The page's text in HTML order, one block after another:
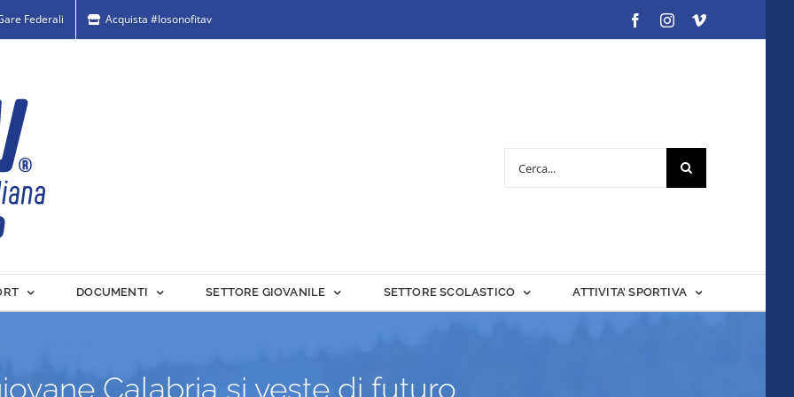
Federali Acquista #Iosonofitav FacebookInstagramVimeo
DOCUMENTI SETTORE GIOVANILE SETTORE SCOLASTICO ATTIVITA’ SPORTIVA
Calabria si veste di futuro